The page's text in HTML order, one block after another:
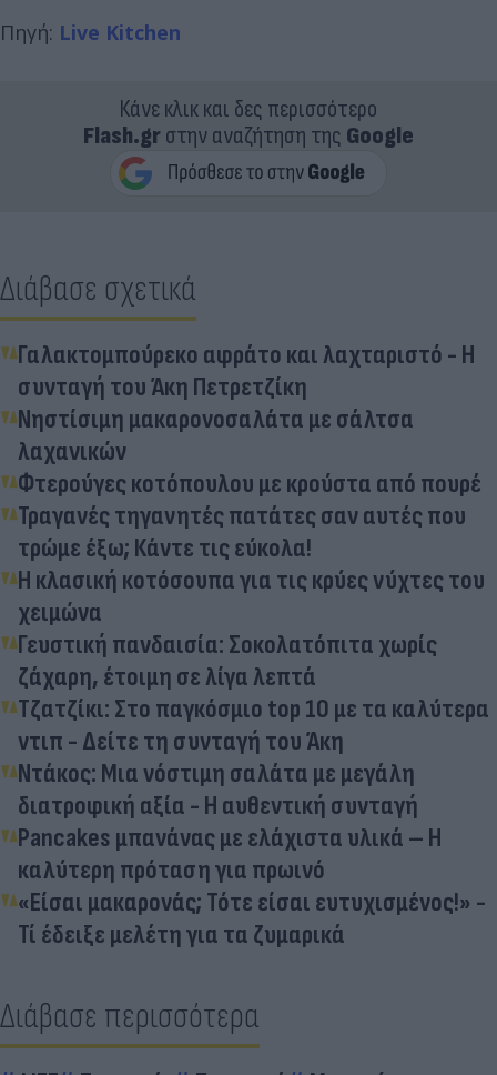
Πηγή: Live Kitchen
Κάνε κλικ και δες περισσότερο
Flash.grστην αναζήτηση της Google
Διάβασε σχετικά
Γαλακτομπούρεκο αφράτο και λαχταριστό - Η
συνταγή του Άκη Πετρετζίκη
Νηστίσιμη μακαρονοσαλάτα με σάλτσα
λαχανικών
Φτερούγες κοτόπουλου με κρούστα από πουρέ
Τραγανές τηγανητές πατάτες σαν αυτές που
τρώμε έξω; Κάντε τις εύκολα!
Η κλασική κοτόσουπα για τις κρύες νύχτες του
χειμώνα
Γευστική πανδαισία: Σοκολατόπιτα χωρίς
ζάχαρη, έτοιμη σε λίγα λεπτά
Τζατζίκι: Στo παγκόσμιο top 10 με τα καλύτερα
ντιπ - Δείτε τη συνταγή του Άκη
Ντάκος: Μια νόστιμη σαλάτα με μεγάλη
διατροφική αξία - Η αυθεντική συνταγή
Pancakes μπανάνας με ελάχιστα υλικά – H
καλύτερη πρόταση για πρωινό
«Είσαι μακαρονάς; Τότε είσαι ευτυχισμένος!» -
Τί έδειξε μελέτη για τα ζυμαρικά
Διάβασε περισσότερα